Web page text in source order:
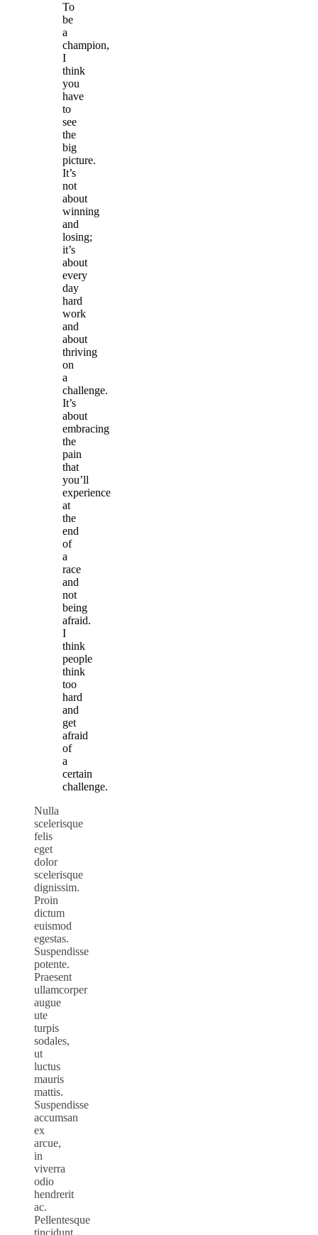
To
be
a
champion,
I
think
you
have
to
see
the
big
picture.
It’s
not
about
winning
and
losing;
it’s
about
every
day
hard
work
and
about
thriving
on
a
challenge.
It’s
about
embracing
the
pain
that
you’ll
experience
at
the
end
of
a
race
and
not
being
afraid.
I
think
people
think
too
hard
and
get
afraid
of
a
certain
challenge.
Nulla
scelerisque
felis
eget
dolor
scelerisque
dignissim.
Proin
dictum
euismod
egestas.
Suspendisse
potente.
Praesent
ullamcorper
augue
ute
turpis
sodales,
ut
luctus
mauris
mattis.
Suspendisse
accumsan
ex
arcue,
in
viverra
odio
hendrerit
ac.
Pellentesque